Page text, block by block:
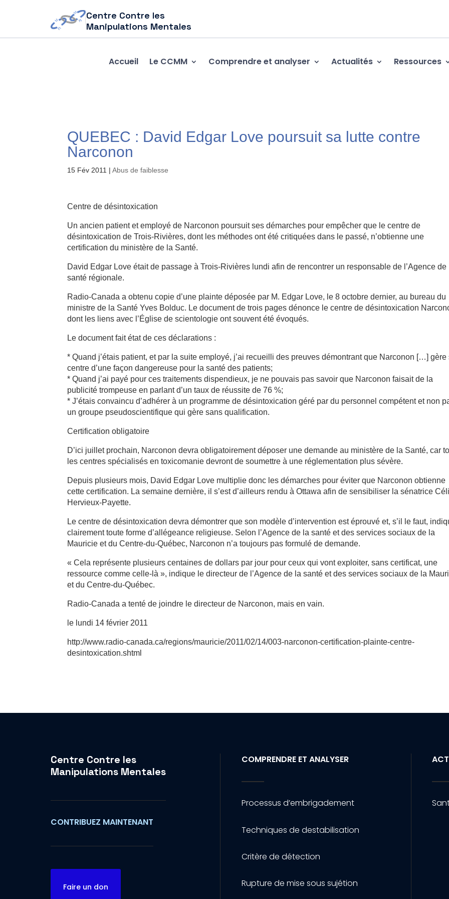
Centre Contre les
Manipulations Mentales
Accueil Le CCMM Comprendre et analyser Actualités Ressources
QUEBEC : David Edgar Love poursuit sa lutte contre
Narconon
15 Fév 2011 |Abus de faiblesse
Centre de désintoxication
Un ancien patient et employé de Narconon poursuit ses démarches pour empêcher que le centre de
désintoxication de Trois-Rivières, dont les méthodes ont été critiquées dans le passé, n’obtienne une
certification du ministère de la Santé.
David Edgar Love était de passage à Trois-Rivières lundi afin de rencontrer un responsable de l’Agence de
santé régionale.
Radio-Canada a obtenu copie d’une plainte déposée par M. Edgar Love, le 8 octobre dernier, au bureau du
ministre de la Santé Yves Bolduc. Le document de trois pages dénonce le centre de désintoxication
dont les liens avec l’Église de scientologie ont souvent été évoqués.
Le document fait état de ces déclarations :
* Quand j’étais patient, et par la suite employé, j’ai recueilli des preuves démontrant que Narconon […] gère
centre d’une façon dangereuse pour la santé des patients;
* Quand j’ai payé pour ces traitements dispendieux, je ne pouvais pas savoir que Narconon faisait de la
publicité trompeuse en parlant d’un taux de réussite de 76 %;
* J’étais convaincu d’adhérer à un programme de désintoxication géré par du personnel compétent et non
un groupe pseudoscientifique qui gère sans qualification.
Certification obligatoire
D’ici juillet prochain, Narconon devra obligatoirement déposer une demande au ministère de la Santé, car
les centres spécialisés en toxicomanie devront de soumettre à une réglementation plus sévère.
Depuis plusieurs mois, David Edgar Love multiplie donc les démarches pour éviter que Narconon obtienne
cette certification. La semaine dernière, il s’est d’ailleurs rendu à Ottawa afin de sensibiliser la sénatrice
Hervieux-Payette.
Le centre de désintoxication devra démontrer que son modèle d’intervention est éprouvé et, s’il le faut,
clairement toute forme d’allégeance religieuse. Selon l’Agence de la santé et des services sociaux de la
Mauricie et du Centre-du-Québec, Narconon n’a toujours pas formulé de demande.
« Cela représente plusieurs centaines de dollars par jour pour ceux qui vont exploiter, sans certificat, une
ressource comme celle-là », indique le directeur de l’Agence de la santé et des services sociaux de la
et du Centre-du-Québec.
Radio-Canada a tenté de joindre le directeur de Narconon, mais en vain.
le lundi 14 février 2011
http://www.radio-canada.ca/regions/mauricie/2011/02/14/003-narconon-certification-plainte-centre-
desintoxication.shtml
Centre Contre les
Manipulations Mentales
CONTRIBUEZ MAINTENANT
Faire un don
COMPRENDRE ET ANALYSER
Processus d’embrigadement
Techniques de destabilisation
Critère de détection
Rupture de mise sous sujétion